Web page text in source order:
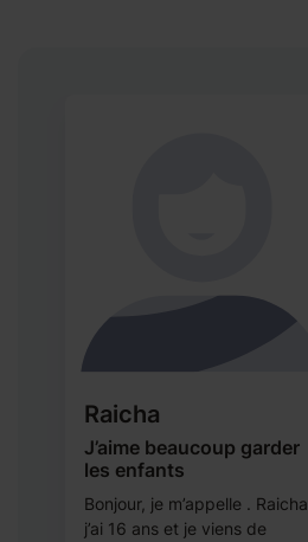
Raicha
J’aime beaucoup garder
les enfants
Bonjour, je m’appelle . Raicha
j’ai 16 ans et je viens de